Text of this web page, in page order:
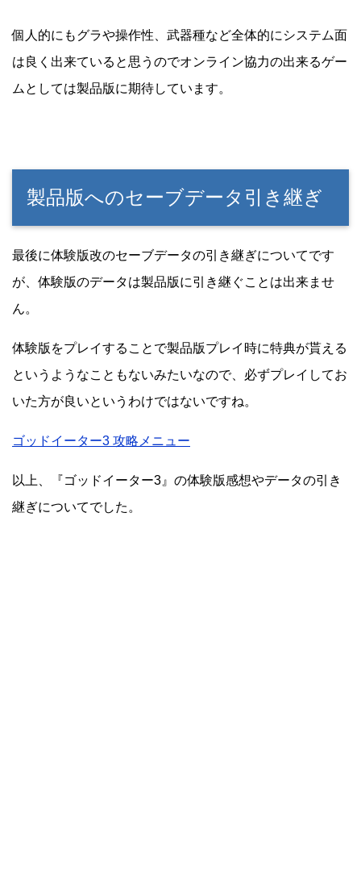
個人的にもグラや操作性、武器種など全体的にシステム面
は良く出来ていると思うのでオンライン協力の出来るゲー
ムとしては製品版に期待しています。
製品版へのセーブデータ引き継ぎ
最後に体験版改のセーブデータの引き継ぎについてです
が、体験版のデータは製品版に引き継ぐことは出来ませ
ん。
体験版をプレイすることで製品版プレイ時に特典が貰える
というようなこともないみたいなので、必ずプレイしてお
いた方が良いというわけではないですね。
ゴッドイーター3 攻略メニュー
以上、『ゴッドイーター3』の体験版感想やデータの引き
継ぎについてでした。